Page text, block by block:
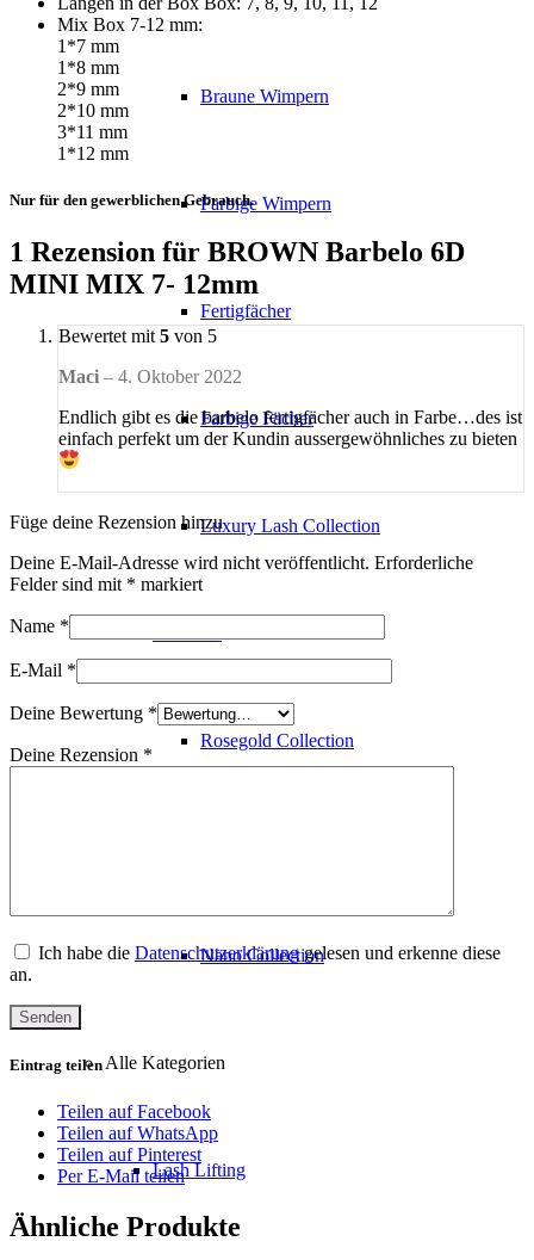
Braune Wimpern
Farbige Wimpern
Fertigfächer
Farbige Fächer
Luxury Lash Collection
Rosegold Collection
Nano Collection
Alle Kategorien
Lash Lifting
Mix Box 7-12 mm:
1*7 mm
1*8 mm
2*9 mm
2*10 mm
3*11 mm
1*12 mm
Nur für den gewerblichen Gebrauch.
1 Rezension für BROWN Barbelo 6D
MINI MIX 7- 12mm
Bewertet mit 5 von 5
Maci – 4. Oktober 2022
Endlich gibt es die barbelo fertigfächer auch in Farbe…des ist
einfach perfekt um der Kundin aussergewöhnliches zu bieten
Füge deine Rezension hinzu
Deine E-Mail-Adresse wird nicht veröffentlicht. Erforderliche
Felder sind mit * markiert
Name *
E-Mail *
Deine Bewertung *
Deine Rezension *
Ich habe die Datenschutzerklärunggelesen und erkenne diese
an.
Eintrag teilen
Teilen auf Facebook
Teilen auf WhatsApp
Teilen auf Pinterest
Per E-Mail teilen
Ähnliche Produkte